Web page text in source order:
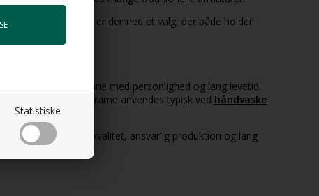
Statistiske
forbrug. Trame er dermed et valg, der både holder
det en vandhane med personlighed og lang levetid.
zoner. Trame anvendes typisk ved håndvaske
på arkitektonisk kvalitet, ansvarlig produktion og lang